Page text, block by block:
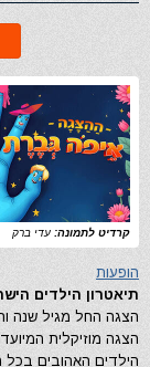
קרדיט לתמונה: עדי ברק
הופעות
תיאטרון הילדים
הצגה החל מגיל שנה
הצגה מוזיקלית
הילדים האהובים